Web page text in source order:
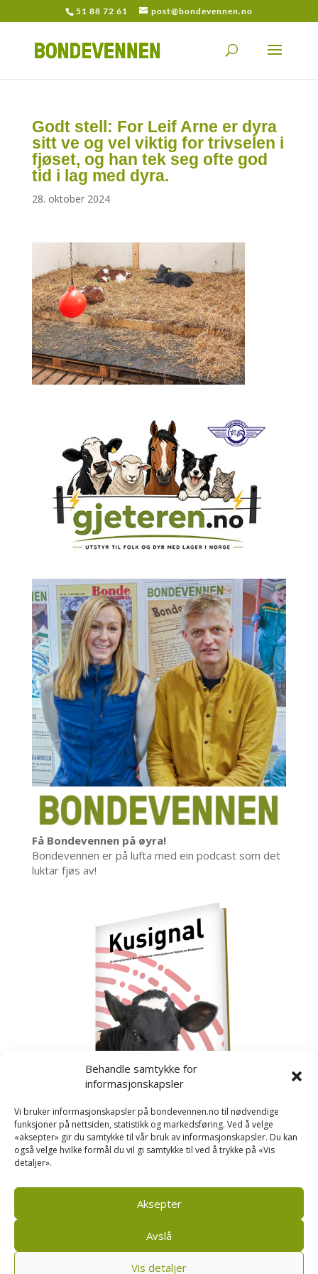
Behandle samtykke for
informasjonskapsler
Vi bruker informasjonskapsler på bondevennen.no til nødvendige
funksjoner på nettsiden, statistikk og markedsføring. Ved å velge
«aksepter» gir du samtykke til vår bruk av informasjonskapsler. Du kan
også velge hvilke formål du vil gi samtykke til ved å trykke på «Vis
detaljer».
Aksepter
Avslå
Vis detaljer
51 88 72 61 post@bondevennen.no
Godt stell: For Leif Arne er dyra
sitt ve og vel viktig for trivselen i
fjøset, og han tek seg ofte god
tid i lag med dyra.
28. oktober 2024
Få Bondevennen på øyra!
Bondevennen er på lufta med ein podcast som det
luktar fjøs av!
Kusignal